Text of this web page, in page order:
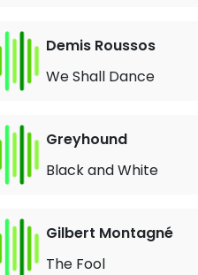
Demis Roussos
We Shall Dance
Greyhound
Black and White
Gilbert Montagné
The Fool